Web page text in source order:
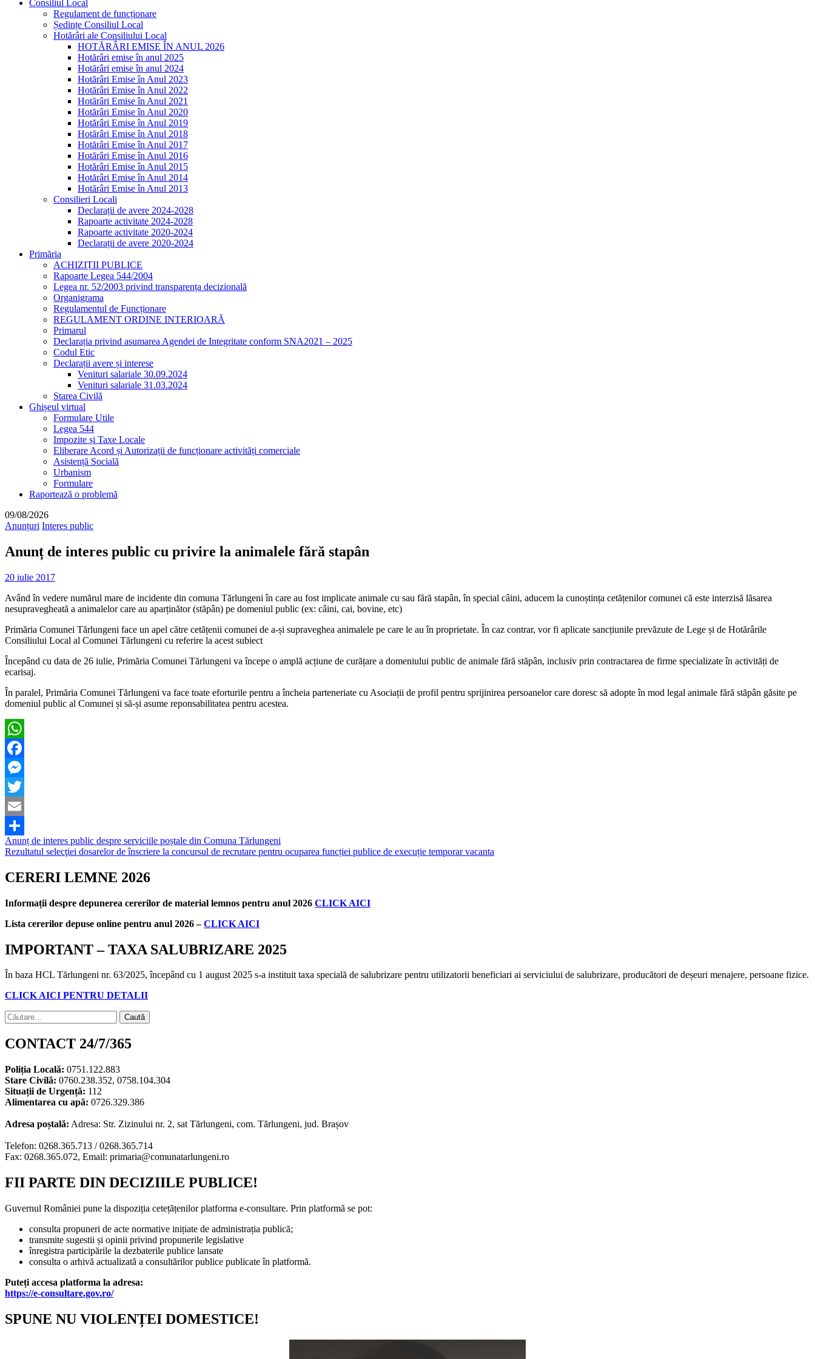
Consiliul Local
Regulament de funcționare
Ședințe Consiliul Local
Hotărâri ale Consiliului Local
HOTĂRÂRI EMISE ÎN ANUL 2026
Hotărâri emise în anul 2025
Hotărâri emise în anul 2024
Hotărâri Emise în Anul 2023
Hotărâri Emise în Anul 2022
Hotărâri Emise în Anul 2021
Hotărâri Emise în Anul 2020
Hotărâri Emise în Anul 2019
Hotărâri Emise în Anul 2018
Hotărâri Emise în Anul 2017
Hotărâri Emise în Anul 2016
Hotărâri Emise în Anul 2015
Hotărâri Emise în Anul 2014
Hotărâri Emise în Anul 2013
Consilieri Locali
Declarații de avere 2024-2028
Rapoarte activitate 2024-2028
Rapoarte activitate 2020-2024
Declarații de avere 2020-2024
Primăria
ACHIZIȚII PUBLICE
Rapoarte Legea 544/2004
Legea nr. 52/2003 privind transparența decizională
Organigrama
Regulamentul de Funcționare
REGULAMENT ORDINE INTERIOARĂ
Primarul
Declarația privind asumarea Agendei de Integritate conform SNA2021 – 2025
Codul Etic
Declarații avere și interese
Venituri salariale 30.09.2024
Venituri salariale 31.03.2024
Starea Civilă
Ghișeul virtual
Formulare Utile
Legea 544
Impozite și Taxe Locale
Eliberare Acord și Autorizații de funcționare activități comerciale
Asistență Socială
Urbanism
Formulare
Raportează o problemă
09/08/2026
Anunțuri Interes public
Anunț de interes public cu privire la animalele fără stapân
20 iulie 2017
Având în vedere numărul mare de incidente din comuna Tărlungeni în care au fost implicate animale cu sau fără stapân, în special câini, aducem la cunoștința cetățenilor comunei că este interzisă lăsarea
nesupravegheată a animalelor care au aparținător (stăpân) pe domeniul public (ex: câini, cai, bovine, etc)
Primăria Comunei Tărlungeni face un apel către cetățenii comunei de a-și supraveghea animalele pe care le au în proprietate. În caz contrar, vor fi aplicate sancțiunile prevăzute de Lege și de Hotărârile
Consiliului Local al Comunei Tărlungeni cu referire la acest subiect
Începând cu data de 26 iulie, Primăria Comunei Tărlungeni va începe o amplă acțiune de curățare a domeniului public de animale fără stăpân, inclusiv prin contractarea de firme specializate în activități de
ecarisaj.
În paralel, Primăria Comunei Tărlungeni va face toate eforturile pentru a încheia parteneriate cu Asociații de profil pentru sprijinirea persoanelor care doresc să adopte în mod legal animale fără stăpân găsite pe
domeniul public al Comunei și să-și asume reponsabilitatea pentru acestea.
WhatsApp
Facebook
Messenger
Twitter
Email
Partajează
Navigare
în
articole
Anunț de interes public despre serviciile poștale din Comuna Tărlungeni
Rezultatul selecţiei dosarelor de înscriere la concursul de recrutare pentru ocuparea funcției publice de execuție temporar vacanta
CERERI LEMNE 2026
Informații despre depunerea cererilor de material lemnos pentru anul 2026 CLICK AICI
Lista cererilor depuse online pentru anul 2026 –CLICK AICI
IMPORTANT – TAXA SALUBRIZARE 2025
În baza HCL Tărlungeni nr. 63/2025, începând cu 1 august 2025 s-a instituit taxa specială de salubrizare pentru utilizatorii beneficiari ai serviciului de salubrizare, producători de deșeuri menajere, persoane fizice.
CLICK AICI PENTRU DETALII
Caută
după:
CONTACT 24/7/365
Poliția Locală: 0751.122.883
Stare Civilă: 0760.238.352, 0758.104.304
Situații de Urgență: 112
Alimentarea cu apă: 0726.329.386
Adresa poștală: Adresa: Str. Zizinului nr. 2, sat Tărlungeni, com. Tărlungeni, jud. Brașov
Telefon: 0268.365.713 / 0268.365.714
Fax: 0268.365.072, Email: primaria@comunatarlungeni.ro
FII PARTE DIN DECIZIILE PUBLICE!
Guvernul României pune la dispoziția cetețățenilor platforma e-consultare. Prin platformă se pot:
consulta propuneri de acte normative inițiate de administrația publică;
transmite sugestii și opinii privind propunerile legislative
înregistra participările la dezbaterile publice lansate
consulta o arhivă actualizată a consultărilor publice publicate în platformă.
Puteți accesa platforma la adresa:
https://e-consultare.gov.ro/
SPUNE NU VIOLENȚEI DOMESTICE!